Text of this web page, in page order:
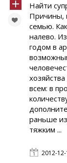
Найти
Причины,
семью.
налево.
годом в
всем: в
раньше
тяжким ...
2012-